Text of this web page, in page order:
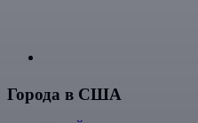
Города в США